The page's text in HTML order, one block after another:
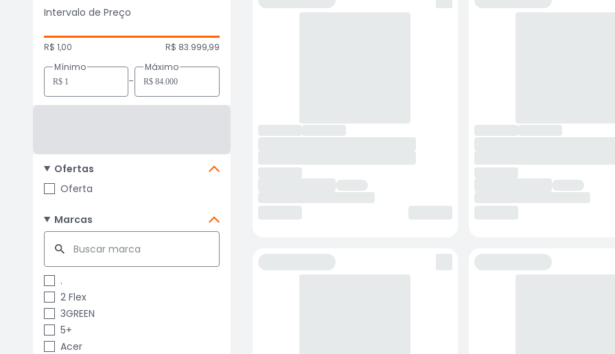
Intervalo de Preço
R$ 1,00
R$ 83.999,99
Mínimo
-
Máximo
Ofertas
Oferta
Marcas
.
2 Flex
3GREEN
5+
Acer